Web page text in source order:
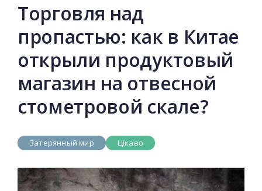
Торговля над
пропастью: как в Китае
открыли продуктовый
магазин на отвесной
стометровой скале?
Затерянный мир Цікаво